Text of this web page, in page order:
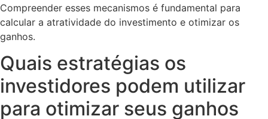
Compreender esses mecanismos é fundamental para
calcular a atratividade do investimento e otimizar os
ganhos.
Quais estratégias os
investidores podem utilizar
para otimizar seus ganhos